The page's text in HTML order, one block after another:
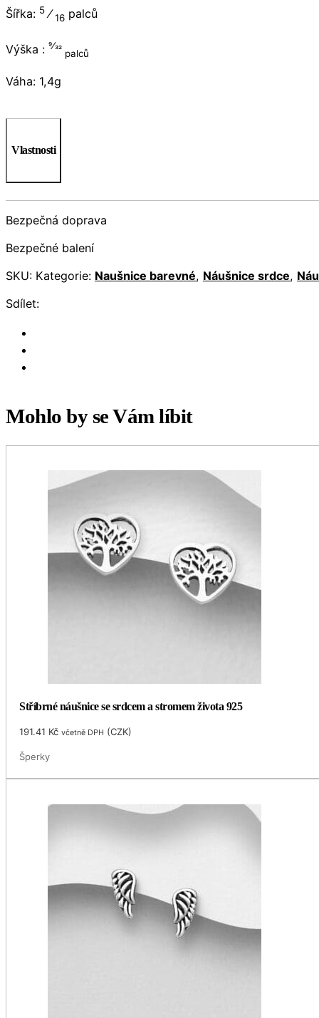
Šířka: 5⁄16 palců
Výška : 9⁄32
palců
Váha: 1,4g
Vlastnosti
Bezpečná doprava
Bezpečné balení
SKU: Kategorie: Naušnice barevné, Náušnice srdce,
Sdílet:
Mohlo by se Vám líbit
Stříbrné náušnice se srdcem a stromem života 925
191.41 Kč včetně DPH (CZK)
Šperky